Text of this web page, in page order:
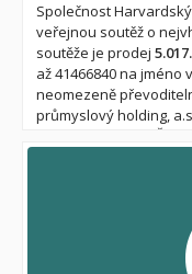
Společnost
veřejnou soutěž o
soutěže je prodej
až 41466840 na
neomezeně
průmyslový holding,
414/9, Praha 1, PSČ
převzaty. Předmětem
uvedené shora jako
tranších se nepřipouští.